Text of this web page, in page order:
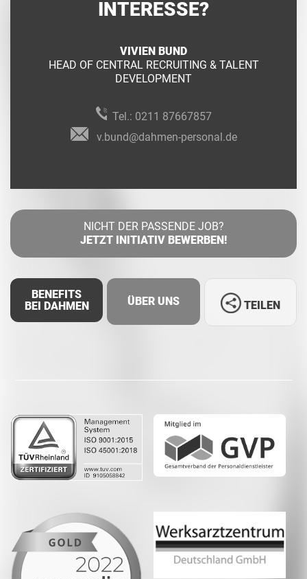
INTERESSE?
VIVIEN BUND
HEAD OF CENTRAL RECRUITING & TALENT
DEVELOPMENT
Tel.: 0211 87667857
v.bund@dahmen-personal.de
NICHT DER PASSENDE JOB?
JETZT INITIATIV BEWERBEN!
BENEFITS
BEI DAHMEN
ÜBER UNS TEILEN